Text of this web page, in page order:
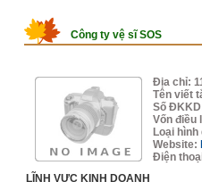
Công ty vệ sĩ SOS
Địa chỉ:
Tên viết
Số
Vốn điều
Loại hình
Website:
Điện
LĨNH VỰC KINH DOANH